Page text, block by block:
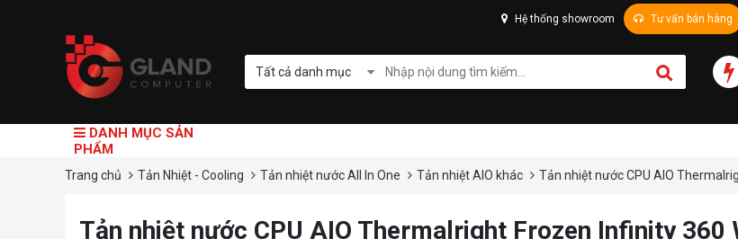
Hệ thống showroom Tư vấn bán hàng
Tất cả danh mục
DANH MỤC SẢN
PHẨM
Trang chủ Tản Nhiệt - Cooling Tản nhiệt nước All In One Tản nhiệt AIO khác Tản nhiệt nước CPU AIO
Tản nhiệt nước CPU AIO Thermalright Frozen Infinity 360